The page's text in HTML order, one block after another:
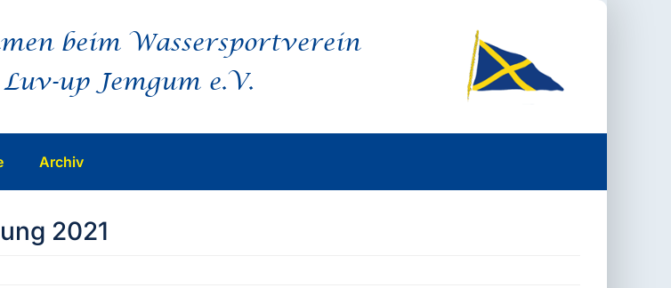
beim Wassersportverein
Luv-up Jemgum e.V.
Archiv
2021